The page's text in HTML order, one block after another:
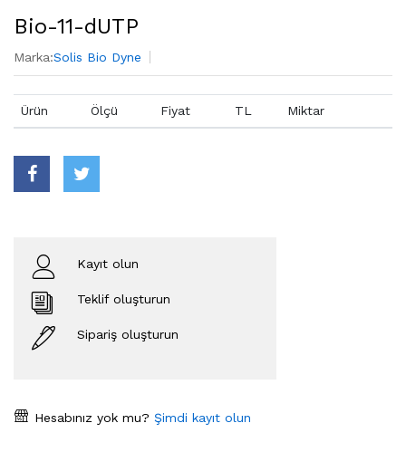
Bio-11-dUTP
Marka:Solis Bio Dyne
Ürün Ölçü Fiyat TL Miktar
Kayıt olun
Teklif oluşturun
Sipariş oluşturun
Hesabınız yok mu? Şimdi kayıt olun